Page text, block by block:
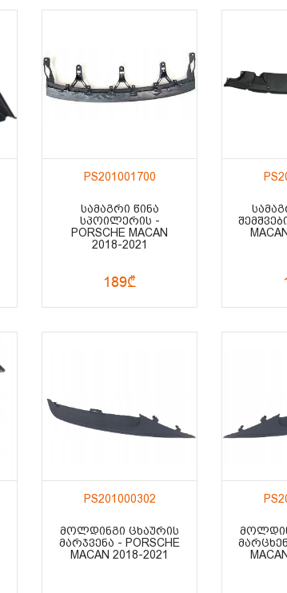
PS201001700
ᲡᲐᲛᲐᲒᲠᲘ ᲬᲘᲜᲐ
ᲡᲞᲝᲘᲚᲔᲠᲘᲡ -
PORSCHE MACAN
2018-2021
189₾
PS201000302
ᲛᲝᲚᲓᲘᲜᲒᲘ ᲪᲮᲐᲣᲠᲘᲡ
ᲛᲐᲠᲯᲕᲔᲜᲐ - PORSCHE
MACAN 2018-2021